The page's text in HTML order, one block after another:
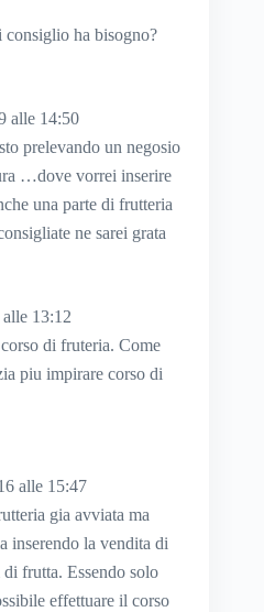
consiglio ha bisogno?
alle 14:50
prelevando un negosio
…dove vorrei inserire
una parte di frutteria
ne sarei grata
13:12
di fruteria. Come
piu impirare corso di
alle 15:47
gia avviata ma
inserendo la vendita di
frutta. Essendo solo
effettuare il corso